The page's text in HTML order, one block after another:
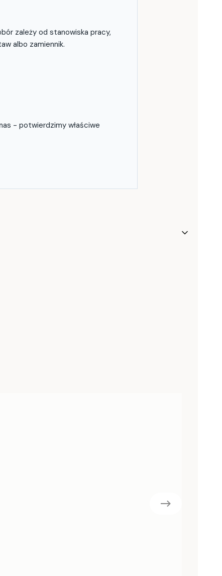
zależy od stanowiska pracy,
albo zamiennik.
- potwierdzimy właściwe